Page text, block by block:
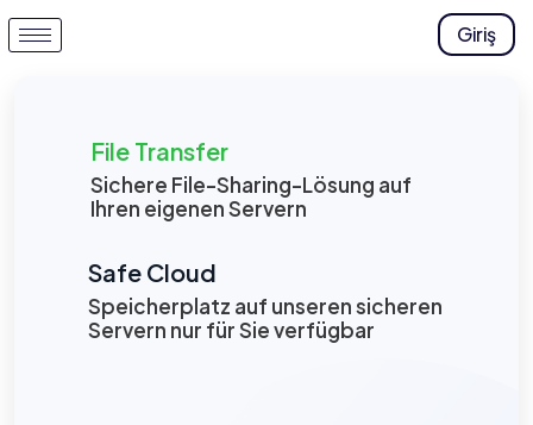
Giriş
File Transfer
Sichere File-Sharing-Lösung auf
Ihren eigenen Servern
Safe Cloud
Speicherplatz auf unseren sicheren
Servern nur für Sie verfügbar